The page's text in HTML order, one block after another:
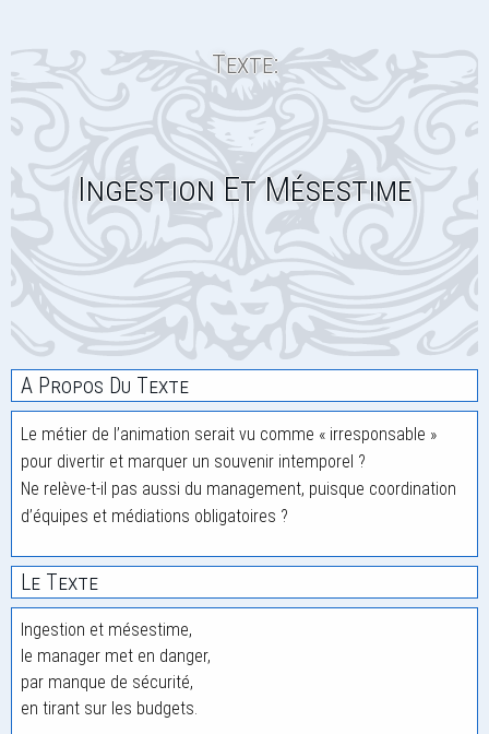
Texte:
Ingestion Et Mésestime
A Propos Du Texte
Le métier de l’animation serait vu comme « irresponsable »
pour divertir et marquer un souvenir intemporel ?
Ne relève-t-il pas aussi du management, puisque coordination
d’équipes et médiations obligatoires ?
Le Texte
Ingestion et mésestime,
le manager met en danger,
par manque de sécurité,
en tirant sur les budgets.